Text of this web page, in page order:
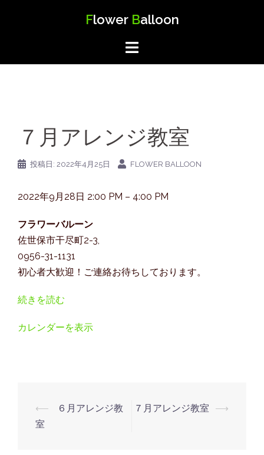
Flower Balloon
７月アレンジ教室
投稿日: 2022年4月25日 FLOWER BALLOON
９
ア
レ
ン
ジ
室
2022年9月28日 2:00 PM – 4:00 PM
フラワーバルーン
佐世保市干尽町2-3,
0956-31-1131
初心者大歓迎！ご連絡お待ちしております。
続きを読む
カレンダーを表示
投
稿
⟵
６月アレンジ教
室
７月アレンジ教室 ⟶